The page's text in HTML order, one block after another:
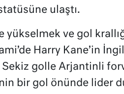
ulaştı.
yükselmek ve gol
Harry Kane’in
golle Arjantinli
bir gol önünde lider